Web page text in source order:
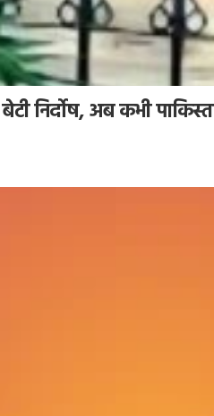
बेटी निर्दोष, अब कभी